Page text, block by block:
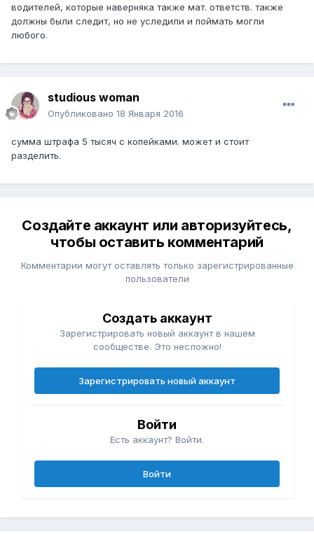
водителей, которые наверняка также мат. ответств. также
должны были следит, но не уследили и поймать могли
любого.
studious woman
Опубликовано 18 Января 2016
сумма штрафа 5 тысяч с копейками. может и стоит
разделить.
Создайте аккаунт или авторизуйтесь,
чтобы оставить комментарий
Комментарии могут оставлять только зарегистрированные
пользователи
Создать аккаунт
Зарегистрировать новый аккаунт в нашем
сообществе. Это несложно!
Зарегистрировать новый аккаунт
Войти
Есть аккаунт? Войти.
Войти